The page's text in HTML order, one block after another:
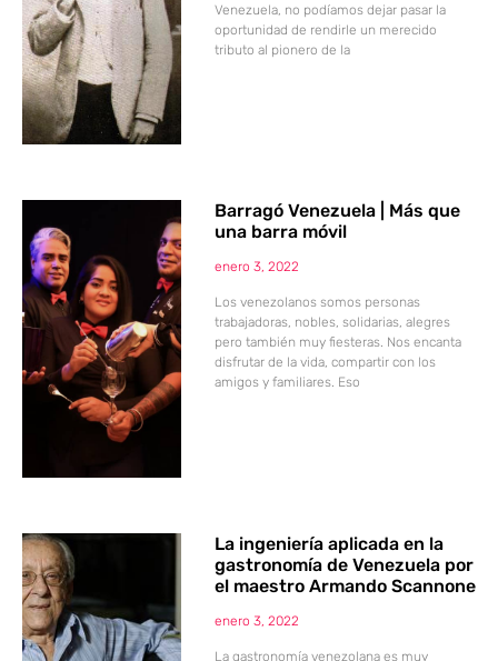
Venezuela, no podíamos dejar pasar la
oportunidad de rendirle un merecido
tributo al pionero de la
Barragó Venezuela | Más que
una barra móvil
enero 3, 2022
Los venezolanos somos personas
trabajadoras, nobles, solidarias, alegres
pero también muy fiesteras. Nos encanta
disfrutar de la vida, compartir con los
amigos y familiares. Eso
La ingeniería aplicada en la
gastronomía de Venezuela por
el maestro Armando Scannone
enero 3, 2022
La gastronomía venezolana es muy